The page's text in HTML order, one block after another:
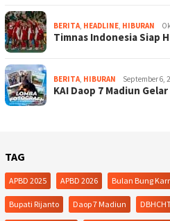
BERITA HEADLINE HIBURAN
Timnas Indonesia Siap
BERITA HIBURAN September 6,
KAI Daop 7 Madiun
TAG
APBD 2025 APBD 2026 Bulan Bung
Bupati Rijanto Daop 7 Madiun